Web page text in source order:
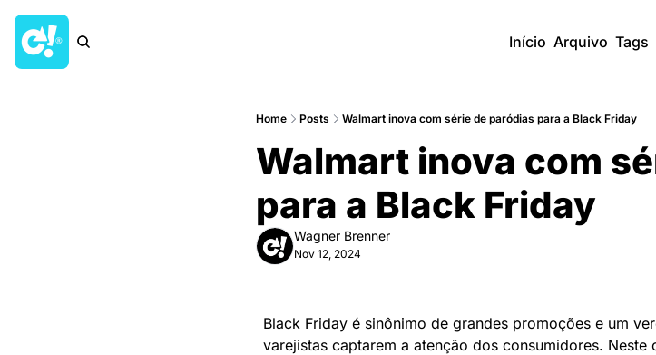
Início Arquivo Tags
Home Posts Walmart inova com série de paródias para a Black Friday
Walmart inova com
para a Black Friday
Wagner Brenner
Nov 12, 2024
Black Friday é sinônimo de grandes promoções e um
varejistas captarem a atenção dos consumidores.